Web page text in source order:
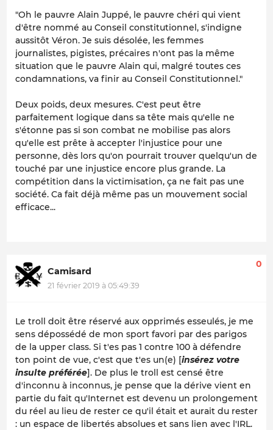
"Oh le pauvre Alain Juppé, le pauvre chéri qui vient
d'être nommé au Conseil constitutionnel, s'indigne
aussitôt Véron. Je suis désolée, les femmes
journalistes, pigistes, précaires n'ont pas la même
situation que le pauvre Alain qui, malgré toutes ces
condamnations, va finir au Conseil Constitutionnel."
Deux poids, deux mesures. C'est peut être
parfaitement logique dans sa tête mais qu'elle ne
s'étonne pas si son combat ne mobilise pas alors
qu'elle est prête à accepter l'injustice pour une
personne, dès lors qu'on pourrait trouver quelqu'un de
touché par une injustice encore plus grande. La
compétition dans la victimisation, ça ne fait pas une
société. Ca fait déjà même pas un mouvement social
efficace...
Camisard
21 février 2019 à 05:49:39
0
Le troll doit être réservé aux opprimés esseulés, je me
sens dépossédé de mon sport favori par des parigos
de la upper class. Si t'es pas 1 contre 100 à défendre
ton point de vue, c'est que t'es un(e) [insérez votre
insulte préférée]. De plus le troll est censé être
d'inconnu à inconnus, je pense que la dérive vient en
partie du fait qu'Internet est devenu un prolongement
du réel au lieu de rester ce qu'il était et aurait du rester
: un espace de libertés absolues et sans lien avec l'IRL.